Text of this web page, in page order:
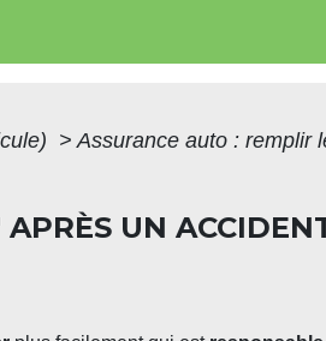
> Assurance auto : remplir
UN